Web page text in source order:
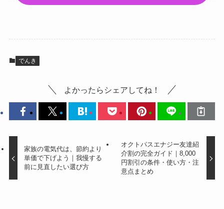
でんき
よかったらシェアしてね！
家族の電気代は、節約より
単価で下げよう｜我慢する
前に見直したい選び方
オクトパスエナジー友達紹
介割の完全ガイド｜8,000
円割引の条件・使い方・注
意点まとめ